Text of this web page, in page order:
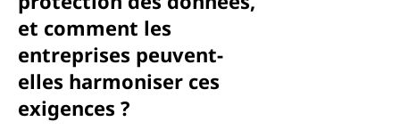
et comment les
entreprises peuvent-
elles harmoniser ces
exigences ?